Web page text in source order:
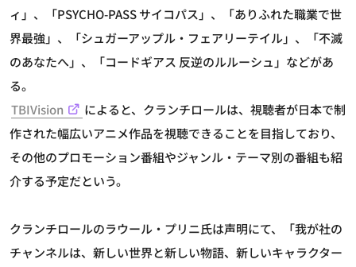
ィ」、「PSYCHO-PASS サイコパス」、「ありふれた職業で世
界最強」、「シュガーアップル・フェアリーテイル」、「不滅
のあなたへ」、「コードギアス 反逆のルルーシュ」などがあ
る。
TBIVision
によると、クランチロールは、視聴者が日本で制
作された幅広いアニメ作品を視聴できることを目指しており、
その他のプロモーション番組やジャンル・テーマ別の番組も紹
介する予定だという。
クランチロールのラウール・プリニ氏は声明にて、「我が社の
チャンネルは、新しい世界と新しい物語、新しいキャラクター